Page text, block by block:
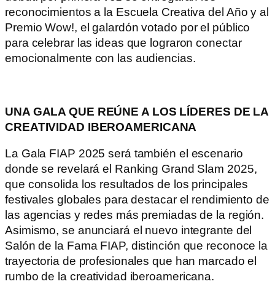
reconocimientos a la Escuela Creativa del Año y al
Premio Wow!, el galardón votado por el público
para celebrar las ideas que lograron conectar
emocionalmente con las audiencias.
UNA GALA QUE REÚNE A LOS LÍDERES DE LA
CREATIVIDAD IBEROAMERICANA
La Gala FIAP 2025 será también el escenario
donde se revelará el Ranking Grand Slam 2025,
que consolida los resultados de los principales
festivales globales para destacar el rendimiento de
las agencias y redes más premiadas de la región.
Asimismo, se anunciará el nuevo integrante del
Salón de la Fama FIAP, distinción que reconoce la
trayectoria de profesionales que han marcado el
rumbo de la creatividad iberoamericana.